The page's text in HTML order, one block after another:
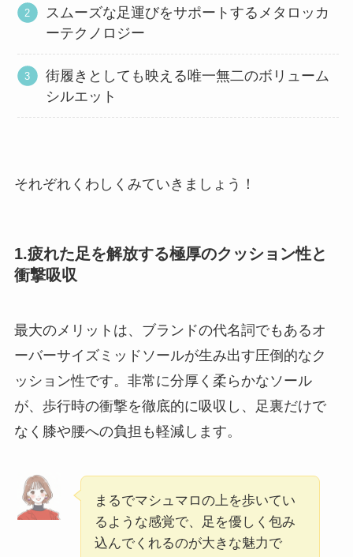
スムーズな足運びをサポートするメタロッカ
ーテクノロジー
街履きとしても映える唯一無二のボリューム
シルエット
それぞれくわしくみていきましょう！
1.疲れた足を解放する極厚のクッション性と
衝撃吸収
最大のメリットは、ブランドの代名詞でもあるオ
ーバーサイズミッドソールが生み出す圧倒的なク
ッション性です。非常に分厚く柔らかなソール
が、歩行時の衝撃を徹底的に吸収し、足裏だけで
なく膝や腰への負担も軽減します。
まるでマシュマロの上を歩いてい
るような感覚で、足を優しく包み
込んでくれるのが大きな魅力で